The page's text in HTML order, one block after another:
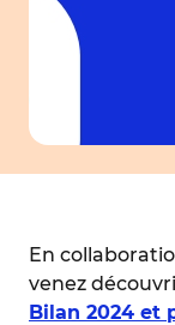
En
venez
Bilan 2024 et